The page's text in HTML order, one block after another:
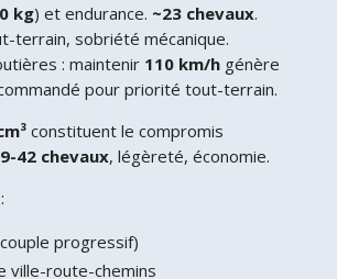
kg) et endurance. ~23 chevaux.
terrain, sobriété mécanique.
: maintenir 110 km/hgénère
pour priorité tout-terrain.
constituent le compromis
42 chevaux, légèreté, économie.
progressif)
ville-route-chemins